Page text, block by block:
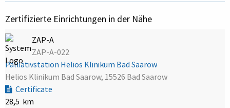
Zertifizierte Einrichtungen in der Nähe
ZAP-A
ZAP-A-022
Palliativstation Helios Klinikum Bad Saarow
Helios Klinikum Bad Saarow, 15526 Bad Saarow
Certificate
28,5 km